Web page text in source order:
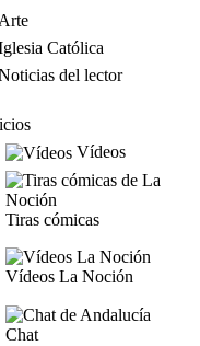
Arte
Católica
del lector
Vídeos
Tiras cómicas
Vídeos La Noción
Chat